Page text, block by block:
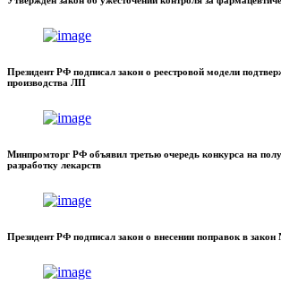
Президент РФ подписал закон о реестровой модели
производства ЛП
Минпромторг РФ объявил третью очередь конкурса на
разработку лекарств
Президент РФ подписал закон о внесении поправок в